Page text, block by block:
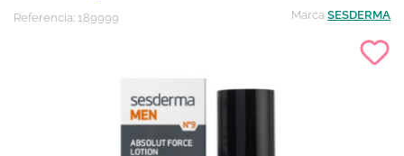
Referencia: 189999 Marca SESDERMA